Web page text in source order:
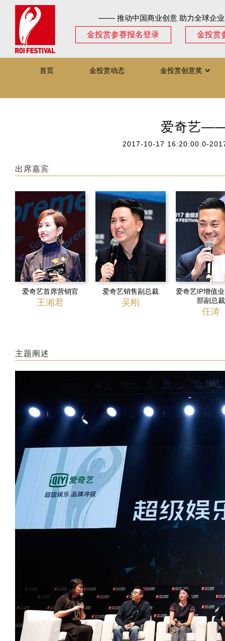
─── 推动中国商业创意 助力全球企
金投赏参赛报名登录
金投赏
首页 金投赏动态 金投赏创意奖 ∨
爱奇艺——
2017-10-17 16:20:00.0-
出席嘉宾
爱奇艺首席营销官
王湘君
爱奇艺销售副总裁
吴刚
爱奇艺IP增值
部副总裁
任涛
主题阐述